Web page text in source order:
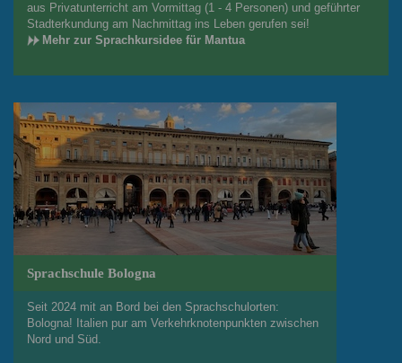
aus Privatunterricht am Vormittag (1 - 4 Personen) und geführter
Stadterkundung am Nachmittag ins Leben gerufen sei!
Mehr zur Sprachkursidee für Mantua
Sprachschule Bologna
Seit 2024 mit an Bord bei den Sprachschulorten:
Bologna! Italien pur am Verkehrknotenpunkten zwischen
Nord und Süd.